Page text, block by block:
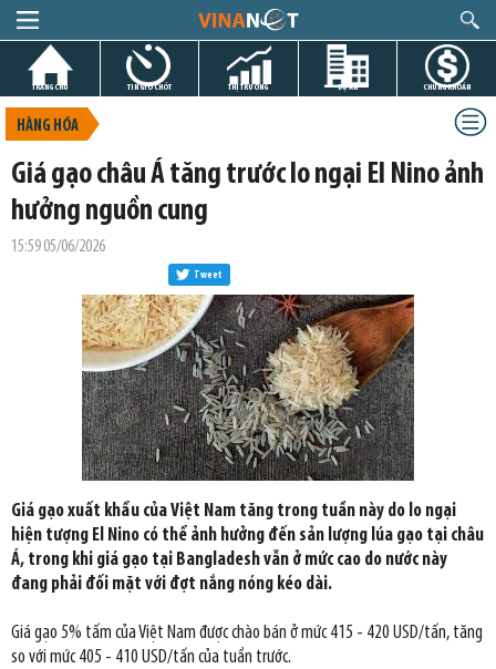
TRANG CHỦ TIN GIỜ CHÓT THỊ TRƯỜNG DỰ ÁN CHỨNG KHOÁN
HÀNG HÓA
Giá gạo châu Á tăng trước lo ngại El Nino ảnh
hưởng nguồn cung
15:59 05/06/2026
Tweet
Giá gạo xuất khẩu của Việt Nam tăng trong tuần này do lo ngại
hiện tượng El Nino có thể ảnh hưởng đến sản lượng lúa gạo tại châu
Á, trong khi giá gạo tại Bangladesh vẫn ở mức cao do nước này
đang phải đối mặt với đợt nắng nóng kéo dài.
Giá gạo 5% tấm của Việt Nam được chào bán ở mức 415 - 420 USD/tấn, tăng
so với mức 405 - 410 USD/tấn của tuần trước.